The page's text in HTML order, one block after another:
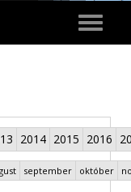
Toggle
2014 2015 2016
september október